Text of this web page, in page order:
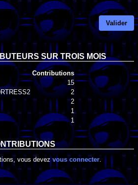
Valider
SUR TROIS MOIS
Contributions
15
2
2
1
1
vous devezvous connecter